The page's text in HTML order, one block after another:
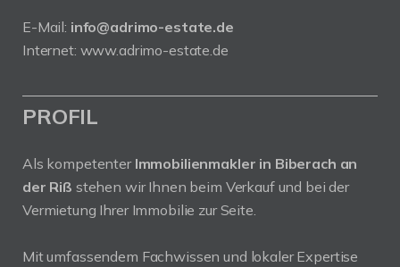
E-Mail: info@adrimo-estate.de
Internet: www.adrimo-estate.de
PROFIL
Als kompetenter Immobilienmakler in Biberach an
der Riß stehen wir Ihnen beim Verkauf und bei der
Vermietung Ihrer Immobilie zur Seite.
Mit umfassendem Fachwissen und lokaler Expertise